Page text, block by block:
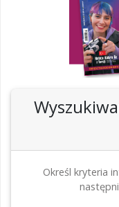
Określ kryteria